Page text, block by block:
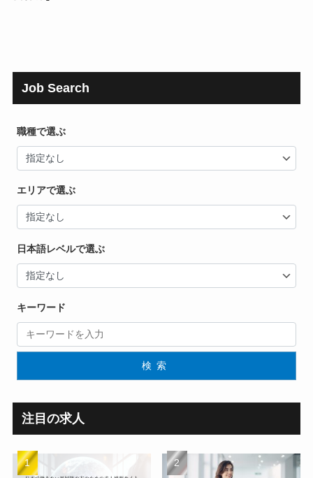
Job Search
職種で選ぶ
エリアで選ぶ
日本語レベルで選ぶ
キーワード
検索
注目の求人